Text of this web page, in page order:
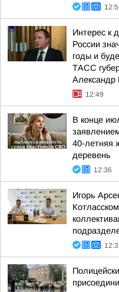
Интерес к
России
годы и
ТАСС
Александр
12:49
В конце
40-летняя
деревень
12:36
Игорь